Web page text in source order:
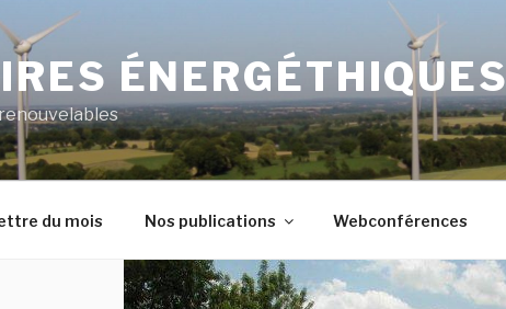
ÉNERGÉTHIQUES
du mois Nos publications Webconférences